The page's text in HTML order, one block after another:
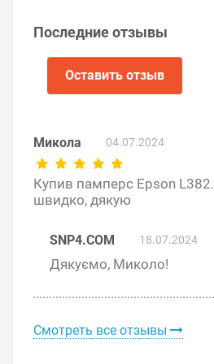
использования
Не делайте без надобности
Последние отзывы
Оставить отзыв
Микола 04.07.2024
Купив памперс Epson
швидко, дякую
SNP4.COM 18.07.2024
Дякуємо, Миколо!
Смотреть все отзывы